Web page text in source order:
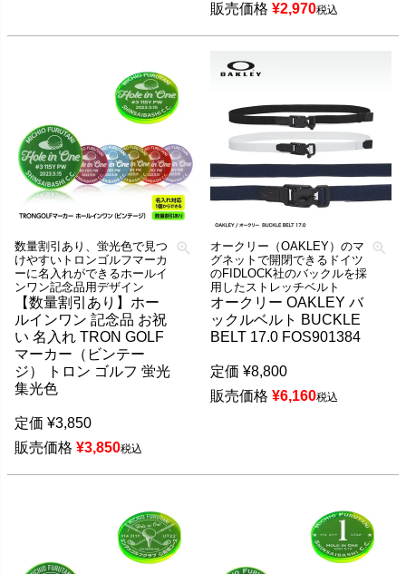
販売価格 ¥2,970税込
数量割引あり、蛍光色で見つ
けやすいトロンゴルフマーカ
ーに名入れができるホールイ
ンワン記念品用デザイン
【数量割引あり】ホー
ルインワン 記念品 お祝
い 名入れ TRON GOLF
マーカー（ビンテー
ジ） トロン ゴルフ 蛍光
集光色
定価 ¥3,850
販売価格 ¥3,850税込
オークリー（OAKLEY）のマ
グネットで開閉できるドイツ
のFIDLOCK社のバックルを採
用したストレッチベルト
オークリー OAKLEY バ
ックルベルト BUCKLE
BELT 17.0 FOS901384
定価 ¥8,800
販売価格 ¥6,160税込